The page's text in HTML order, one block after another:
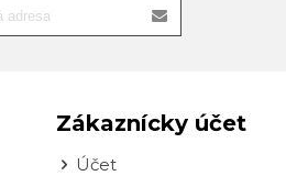
Zákaznícky účet
Účet